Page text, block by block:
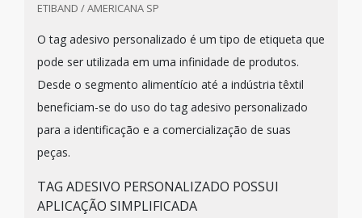
ETIBAND / AMERICANA SP
O tag adesivo personalizado é um tipo de etiqueta que
pode ser utilizada em uma infinidade de produtos.
Desde o segmento alimentício até a indústria têxtil
beneficiam-se do uso do tag adesivo personalizado
para a identificação e a comercialização de suas
peças.
TAG ADESIVO PERSONALIZADO POSSUI
APLICAÇÃO SIMPLIFICADA